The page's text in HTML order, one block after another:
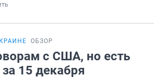
ОБЗОР
с США, но есть
15 декабря